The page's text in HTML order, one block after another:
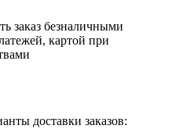
заказ безналичными
картой при
доставки заказов: